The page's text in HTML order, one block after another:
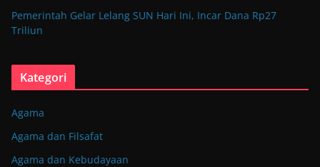
Pemerintah Gelar Lelang SUN Hari Ini, Incar Dana Rp27
Triliun
Kategori
Agama
Agama dan Filsafat
Agama dan Kebudayaan